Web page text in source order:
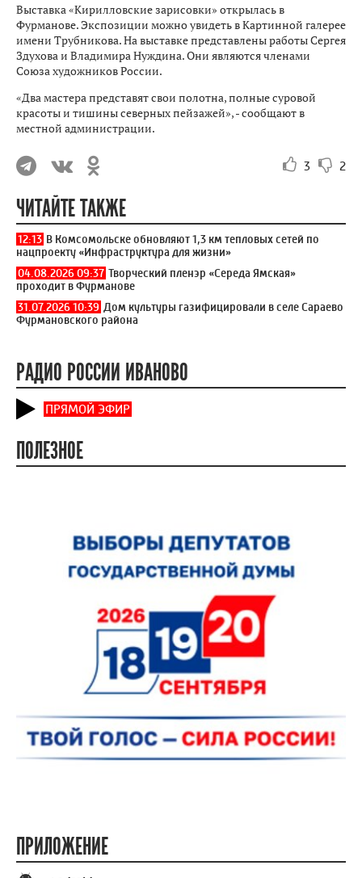
Выставка «Кирилловские зарисовки» открылась в
Фурманове. Экспозиции можно увидеть в Картинной галерее
имени Трубникова. На выставке представлены работы Сергея
Здухова и Владимира Нуждина. Они являются членами
Союза художников России.
«Два мастера представят свои полотна, полные суровой
красоты и тишины северных пейзажей», - сообщают в
местной администрации.
3 2
ЧИТАЙТЕ ТАКЖЕ
12:13 В Комсомольске обновляют 1,3 км тепловых сетей по
нацпроекту «Инфраструктура для жизни»
04.08.2026 09:37 Творческий пленэр «Середа Ямская»
проходит в Фурманове
31.07.2026 10:39 Дом культуры газифицировали в селе Сараево
Фурмановского района
РАДИО РОССИИ ИВАНОВО
ПРЯМОЙ ЭФИР
ПОЛЕЗНОЕ
ПРИЛОЖЕНИЕ